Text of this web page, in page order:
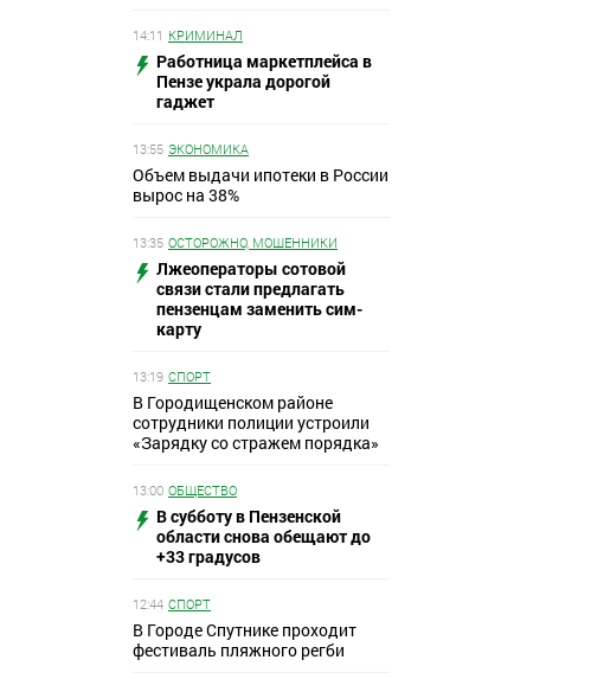
14:11 КРИМИНАЛ
Работница маркетплейса в
Пензе украла дорогой
гаджет
13:55 ЭКОНОМИКА
Объем выдачи ипотеки в России
вырос на 38%
13:35 ОСТОРОЖНО, МОШЕННИКИ
Лжеоператоры сотовой
связи стали предлагать
пензенцам заменить сим-
карту
13:19 СПОРТ
В Городищенском районе
сотрудники полиции устроили
«Зарядку со стражем порядка»
13:00 ОБЩЕСТВО
В субботу в Пензенской
области снова обещают до
+33 градусов
12:44 СПОРТ
В Городе Спутнике проходит
фестиваль пляжного регби